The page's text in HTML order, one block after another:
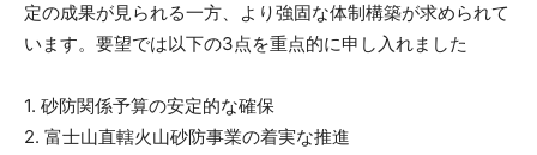
定の成果が見られる一方、より強固な体制構築が求められて
います。要望では以下の3点を重点的に申し入れました
1. 砂防関係予算の安定的な確保
2. 富士山直轄火山砂防事業の着実な推進